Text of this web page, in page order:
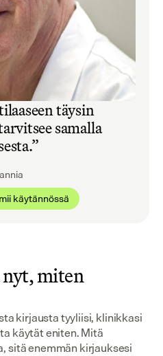
täysin
samalla
käytännössä
miten
kirjausta tyyliisi, klinikkasi
käytät eniten. Mitä
sitä enemmän kirjauksesi